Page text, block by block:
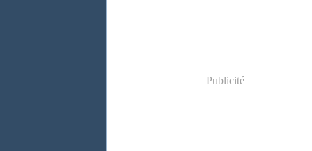
Publicité